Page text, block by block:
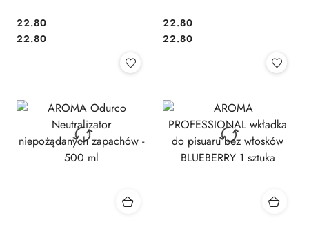
Cena:
22.80
Cena:
22.80
Cena:
22.80
Cena:
22.80